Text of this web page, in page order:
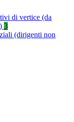
di vertice (da
3
(dirigenti non